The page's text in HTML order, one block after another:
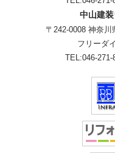
中山建
〒242-0008 神奈川
フリーダ
TEL:046-271-